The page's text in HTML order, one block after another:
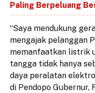
Paling Berpeluang
“Saya mendukung
mengajak pelanggan
memanfaatkan listrik
tangga tidak hanya
daya peralatan
di Pendopo Gubernur,